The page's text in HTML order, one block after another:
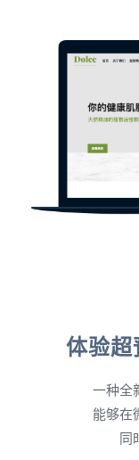
体验超
一种全
能够在
同